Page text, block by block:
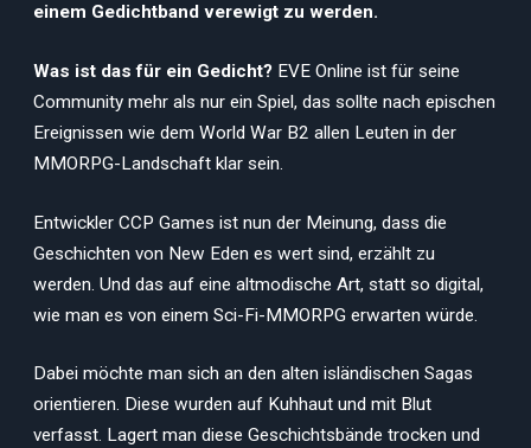
einem Gedichtband verewigt zu werden.
Was ist das für ein Gedicht? EVE Online ist für seine
Community mehr als nur ein Spiel, das sollte nach epischen
Ereignissen wie dem World War B2 allen Leuten in der
MMORPG-Landschaft klar sein.
Entwickler CCP Games ist nun der Meinung, dass die
Geschichten von New Eden es wert sind, erzählt zu
werden. Und das auf eine altmodische Art, statt so digital,
wie man es von einem Sci-Fi-MMORPG erwarten würde.
Dabei möchte man sich an den alten isländischen Sagas
orientieren. Diese wurden auf Kuhhaut und mit Blut
verfasst. Lagert man diese Geschichtsbände trocken und